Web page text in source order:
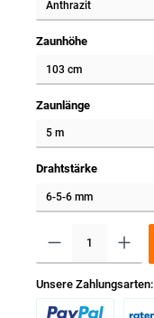
Zaunhöhe
Zaunlänge
Drahtstärke
Unsere Zahlungsarten: